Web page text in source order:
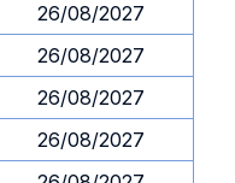
26/08/2027
26/08/2027
26/08/2027
26/08/2027